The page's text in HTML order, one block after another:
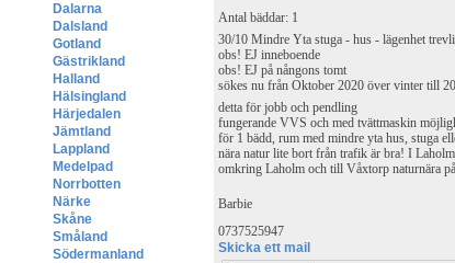
Dalarna
Dalsland
Gotland
Gästrikland
Halland
Hälsingland
Härjedalen
Jämtland
Lappland
Medelpad
Norrbotten
Närke
Skåne
Småland
Södermanland
Antal bäddar: 1
30/10 Mindre Yta stuga - hus - lägenhet
obs! EJ inneboende
obs! EJ på nångons tomt
sökes nu från Oktober 2020 över vinter till
detta för jobb och pendling
fungerande VVS och med tvättmaskin
för 1 bädd, rum med mindre yta hus, stuga
nära natur lite bort från trafik är bra! I
omkring Laholm och till Våxtorp naturnära
Barbie
0737525947
Skicka ett mail